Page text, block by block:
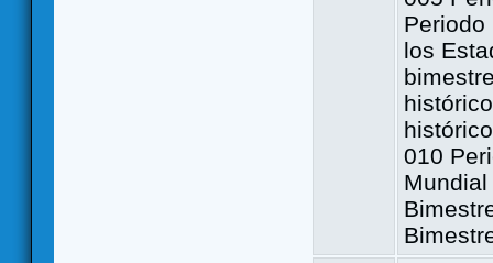
Periodo
los
010